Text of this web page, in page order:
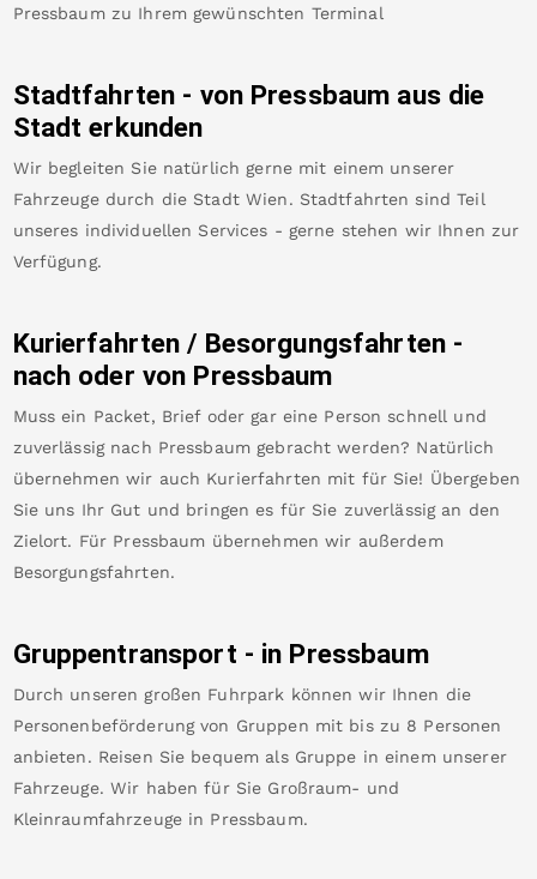
Pressbaum zu Ihrem gewünschten Terminal
Stadtfahrten - von Pressbaum aus die
Stadt erkunden
Wir begleiten Sie natürlich gerne mit einem unserer
Fahrzeuge durch die Stadt Wien. Stadtfahrten sind Teil
unseres individuellen Services - gerne stehen wir Ihnen zur
Verfügung.
Kurierfahrten / Besorgungsfahrten -
nach oder von Pressbaum
Muss ein Packet, Brief oder gar eine Person schnell und
zuverlässig nach Pressbaum gebracht werden? Natürlich
übernehmen wir auch Kurierfahrten mit für Sie! Übergeben
Sie uns Ihr Gut und bringen es für Sie zuverlässig an den
Zielort. Für Pressbaum übernehmen wir außerdem
Besorgungsfahrten.
Gruppentransport - in Pressbaum
Durch unseren großen Fuhrpark können wir Ihnen die
Personenbeförderung von Gruppen mit bis zu 8 Personen
anbieten. Reisen Sie bequem als Gruppe in einem unserer
Fahrzeuge. Wir haben für Sie Großraum- und
Kleinraumfahrzeuge in Pressbaum.